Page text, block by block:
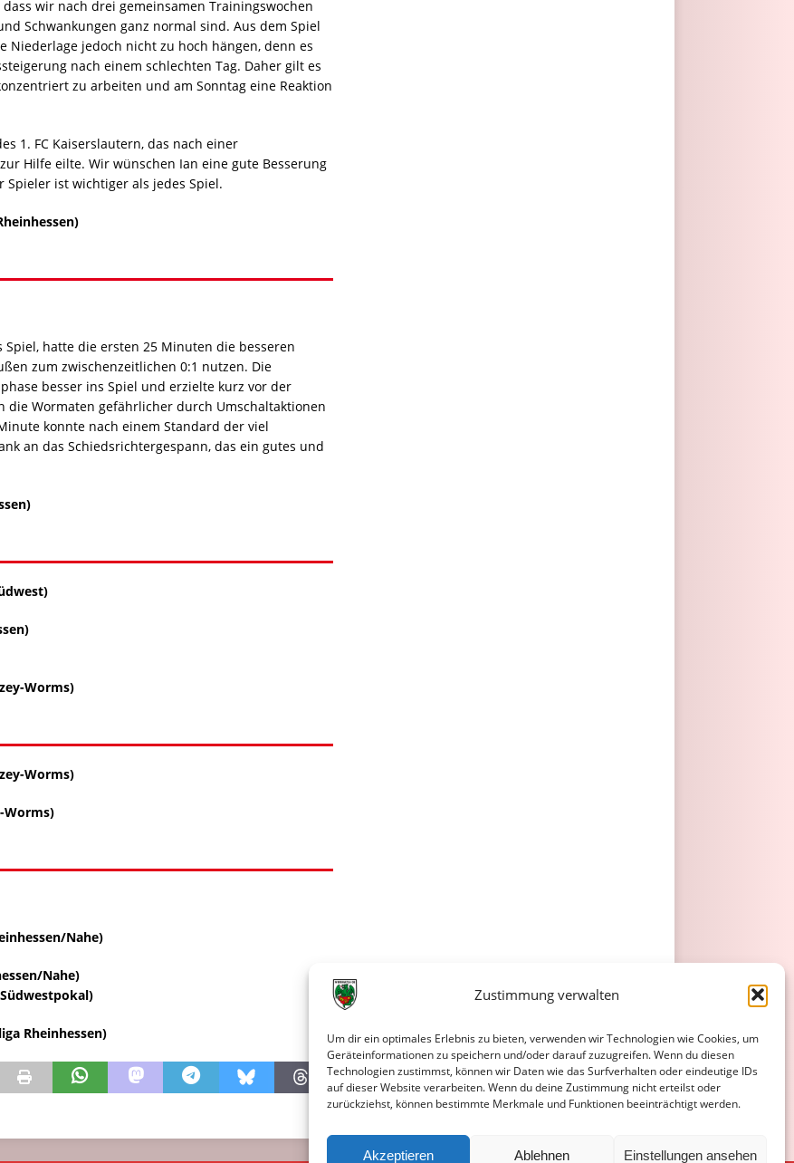
Zustimmung verwalten
Um dir ein optimales Erlebnis zu bieten, verwenden wir Technologien wie Cookies, um
Geräteinformationen zu speichern und/oder darauf zuzugreifen. Wenn du diesen
Technologien zustimmst, können wir Daten wie das Surfverhalten oder eindeutige IDs
auf dieser Website verarbeiten. Wenn du deine Zustimmung nicht erteilst oder
zurückziehst, können bestimmte Merkmale und Funktionen beeinträchtigt werden.
Akzeptieren Ablehnen Einstellungen ansehen
wir nach drei gemeinsamen Trainingswochen
Schwankungen ganz normal sind. Aus dem Spiel
jedoch nicht zu hoch hängen, denn es
nach einem schlechten Tag. Daher gilt es
zu arbeiten und am Sonntag eine Reaktion
1. FC Kaiserslautern, das nach einer
Hilfe eilte. Wir wünschen Ian eine gute Besserung
ist wichtiger als jedes Spiel.
hatte die ersten 25 Minuten die besseren
zum zwischenzeitlichen 0:1 nutzen. Die
besser ins Spiel und erzielte kurz vor der
die Wormaten gefährlicher durch Umschaltaktionen
konnte nach einem Standard der viel
an das Schiedsrichtergespann, das ein gutes und
Worms)
Worms)
Worms)
Nahe)
Nahe)
Rheinhessen)